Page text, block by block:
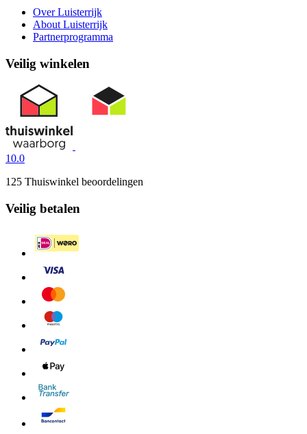
Over Luisterrijk
About Luisterrijk
Partnerprogramma
Veilig winkelen
10.0
125 Thuiswinkel beoordelingen
Veilig betalen